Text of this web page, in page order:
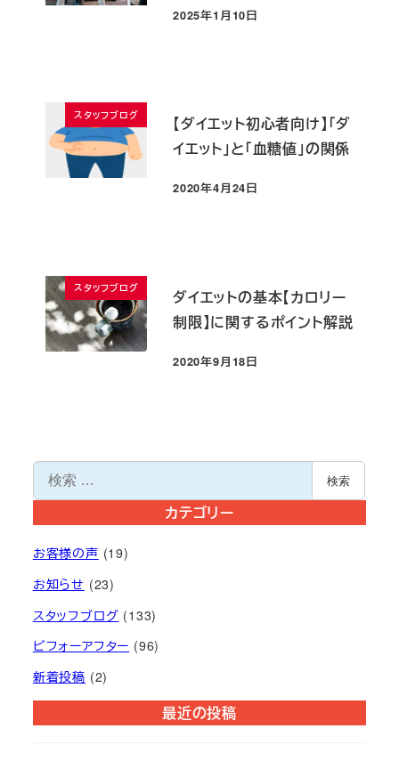
投稿日
2025年1月10日
スタッフブログ
【ダイエット初心者向け】「ダ
イエット」と「血糖値」の関係
投稿日
2020年4月24日
スタッフブログ
ダイエットの基本【カロリー
制限】に関するポイント解説
投稿日
2020年9月18日
索
検索
カテゴリー
お客様の声 (19)
お知らせ (23)
スタッフブログ (133)
ビフォーアフター (96)
新着投稿 (2)
最近の投稿